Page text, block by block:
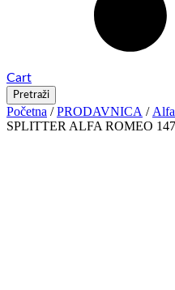
Cart
Pretraži
Početna /PRODAVNICA /
SPLITTER ALFA ROMEO